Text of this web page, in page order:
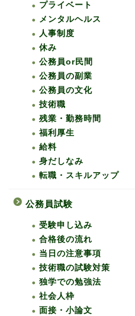
プライベート
メンタルヘルス
人事制度
休み
公務員or民間
公務員の副業
公務員の文化
技術職
残業・勤務時間
福利厚生
給料
身だしなみ
転職・スキルアップ
公務員試験
受験申し込み
合格後の流れ
当日の注意事項
技術職の試験対策
独学での勉強法
社会人枠
面接・小論文